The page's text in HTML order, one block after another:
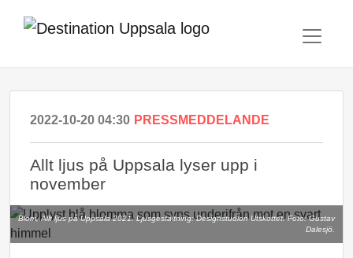
2022-10-20 04:30 PRESSMEDDELANDE
Allt ljus på Uppsala lyser upp i
november
Blom, Allt ljus på Uppsala 2021. Ljusgestaltning: Designstudion Utskottet. Foto: Gustav
Dalesjö.